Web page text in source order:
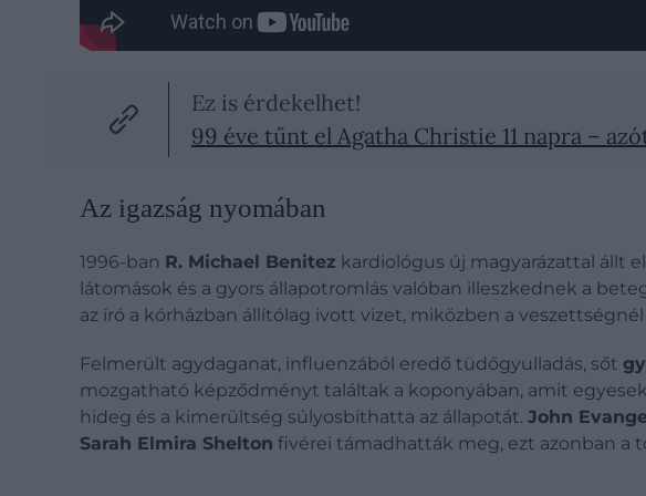
Ez is érdekelhet!
99 éve tűnt el Agatha Christie 11 napra –
Az igazság nyomában
1996-ban R. Michael Benitez kardiológus új magyarázattal állt
látomások és a gyors állapotromlás valóban illeszkednek a
az író a kórházban állítólag ivott vizet, miközben a veszettségnél
Felmerült agydaganat, influenzából eredő tüdőgyulladás, sőt
mozgatható képződményt találtak a koponyában, amit
hideg és a kimerültség súlyosbíthatta az állapotát. John
Sarah Elmira Shelton fivérei támadhatták meg, ezt azonban a